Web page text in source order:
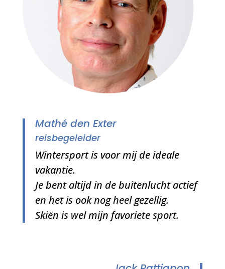
Mathé den Exter
reisbegeleider
Wintersport is voor mij de ideale
vakantie.
Je bent altijd in de buitenlucht actief
en het is ook nog heel gezellig.
Skiën is wel mijn favoriete sport.